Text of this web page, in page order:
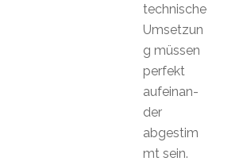
technische
Umsetzun
g müssen
perfekt
aufeinan-
der
abgestim
mt sein.